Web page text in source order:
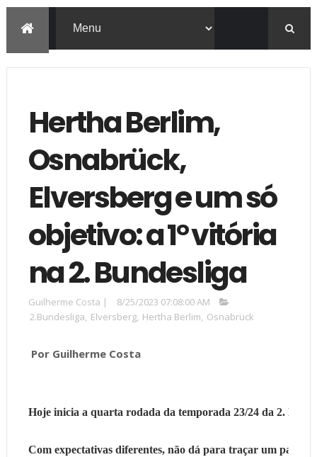
Hertha Berlim,
Osnabrück,
Elversberg e um só
objetivo: a 1° vitória
na 2. Bundesliga
Guilherme Costa |
8/25/2023 07:08:00 AM
2.Bundesliga, Elversberg, Hertha Berlim, Osnabrück
Por Guilherme Costa
Hoje inicia a quarta rodada da temporada 23/24 da 2.
Com expectativas diferentes, não dá para traçar um